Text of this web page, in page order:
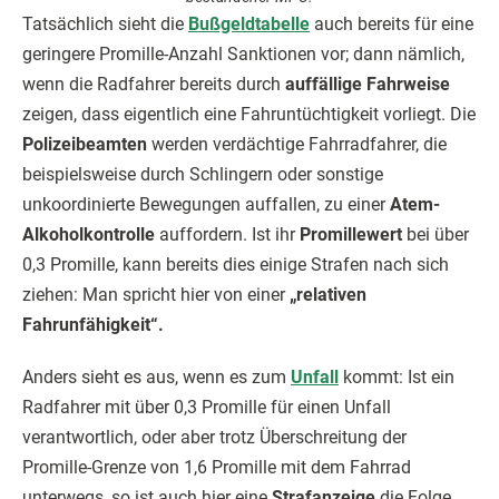
Tatsächlich sieht die Bußgeldtabelle auch bereits für eine
geringere Promille-Anzahl Sanktionen vor; dann nämlich,
wenn die Radfahrer bereits durch auffällige Fahrweise
zeigen, dass eigentlich eine Fahruntüchtigkeit vorliegt. Die
Polizeibeamten werden verdächtige Fahrradfahrer, die
beispielsweise durch Schlingern oder sonstige
unkoordinierte Bewegungen auffallen, zu einerAtem-
Alkoholkontrolle auffordern. Ist ihrPromillewert bei über
0,3 Promille, kann bereits dies einige Strafen nach sich
ziehen: Man spricht hier von einer„relativen
Fahrunfähigkeit“.
Anders sieht es aus, wenn es zum Unfall kommt: Ist ein
Radfahrer mit über 0,3 Promille für einen Unfall
verantwortlich, oder aber trotz Überschreitung der
Promille-Grenze von 1,6 Promille mit dem Fahrrad